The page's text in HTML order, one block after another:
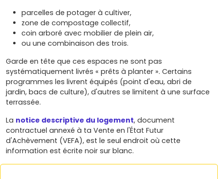
parcelles de potager à cultiver,
zone de compostage collectif,
coin arboré avec mobilier de plein air,
ou une combinaison des trois.
Garde en tête que ces espaces ne sont pas
systématiquement livrés « prêts à planter ». Certains
programmes les livrent équipés (point d'eau, abri de
jardin, bacs de culture), d'autres se limitent à une surface
terrassée.
La notice descriptive du logement, document
contractuel annexé à ta Vente en l'État Futur
d'Achèvement (VEFA), est le seul endroit où cette
information est écrite noir sur blanc.